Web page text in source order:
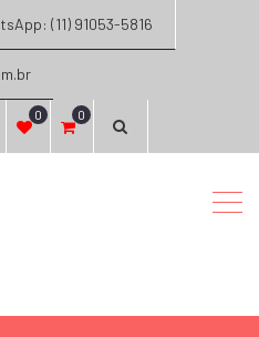
(11) 91053-5816
0 0